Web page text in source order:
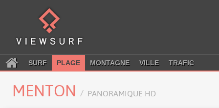
SURF PLAGE MONTAGNE VILLE TRAFIC
MENTON PANORAMIQUE HD